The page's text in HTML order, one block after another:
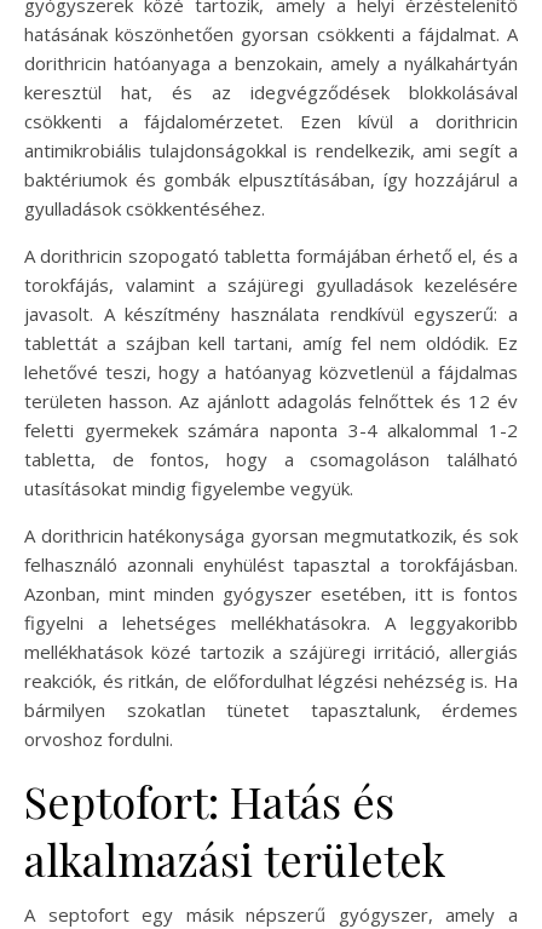
hatásának köszönhetően gyorsan csökkenti a fájdalmat. A
dorithricin hatóanyaga a benzokain, amely a nyálkahártyán
keresztül hat, és az idegvégződések blokkolásával
csökkenti a fájdalomérzetet. Ezen kívül a dorithricin
antimikrobiális tulajdonságokkal is rendelkezik, ami segít a
baktériumok és gombák elpusztításában, így hozzájárul a
gyulladások csökkentéséhez.
A dorithricin szopogató tabletta formájában érhető el, és a
torokfájás, valamint a szájüregi gyulladások kezelésére
javasolt. A készítmény használata rendkívül egyszerű: a
tablettát a szájban kell tartani, amíg fel nem oldódik. Ez
lehetővé teszi, hogy a hatóanyag közvetlenül a fájdalmas
területen hasson. Az ajánlott adagolás felnőttek és 12 év
feletti gyermekek számára naponta 3-4 alkalommal 1-2
tabletta, de fontos, hogy a csomagoláson található
utasításokat mindig figyelembe vegyük.
A dorithricin hatékonysága gyorsan megmutatkozik, és sok
felhasználó azonnali enyhülést tapasztal a torokfájásban.
Azonban, mint minden gyógyszer esetében, itt is fontos
figyelni a lehetséges mellékhatásokra. A leggyakoribb
mellékhatások közé tartozik a szájüregi irritáció, allergiás
reakciók, és ritkán, de előfordulhat légzési nehézség is. Ha
bármilyen szokatlan tünetet tapasztalunk, érdemes
orvoshoz fordulni.
Septofort: Hatás és
alkalmazási területek
A septofort egy másik népszerű gyógyszer, amely a